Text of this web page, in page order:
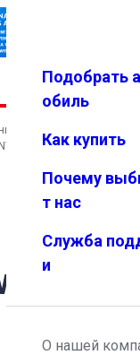
Избранн
Меню
Подобрать
обиль
Как купить
Почему
т нас
Служба
и
О нашей
ряд
WAGON